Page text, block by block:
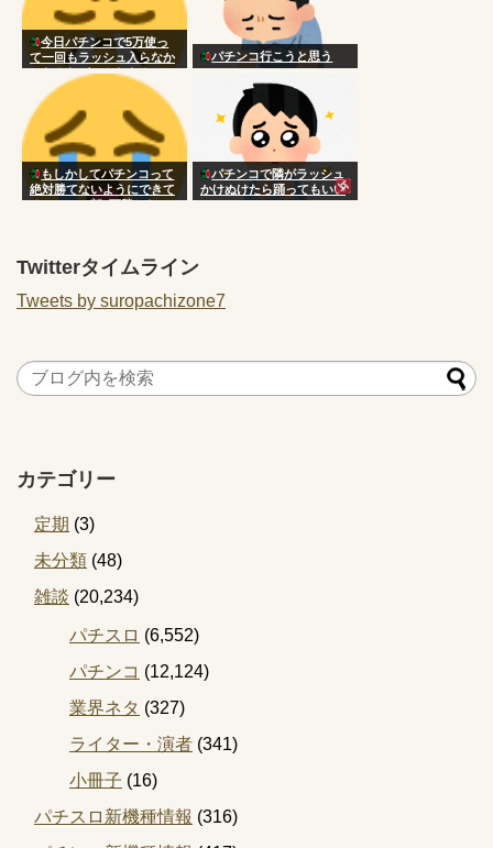
今日パチンコで5万使っ
て一回もラッシュ入らなか
ったんだがこんなもん？
パチンコ行こうと思う
もしかしてパチンコって
絶対勝てないようにできて
るのか…？朝3万勝ちだっ
パチンコで隣がラッシュ
かけぬけたら踊ってもいい
の？
Twitterタイムライン
Tweets by suropachizone7
カテゴリー
定期 (3)
未分類 (48)
雑談 (20,234)
パチスロ (6,552)
パチンコ (12,124)
業界ネタ (327)
ライター・演者 (341)
小冊子 (16)
パチスロ新機種情報 (316)